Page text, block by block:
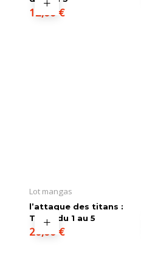
12,00 €
Lot mangas
l’attaque des titans :
Tome du 1 au 5
20,00 €